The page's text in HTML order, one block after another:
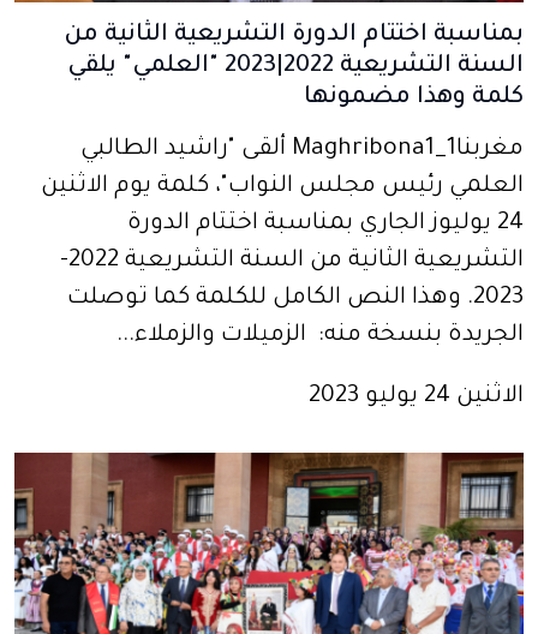
بمناسبة اختتام الدورة التشريعية الثانية من
السنة التشريعية 2022|2023 "العلمي" يلقي
كلمة وهذا مضمونها
مغربنا1_Maghribona1 ألقى "راشيد الطالبي
العلمي رئيس مجلس النواب"، كلمة يوم الاثنين
24 يوليوز الجاري بمناسبة اختتام الدورة
التشريعية الثانية من السنة التشريعية 2022-
2023. وهذا النص الكامل للكلمة كما توصلت
الجريدة بنسخة منه: الزميلات والزملاء...
الاثنين 24 يوليو 2023